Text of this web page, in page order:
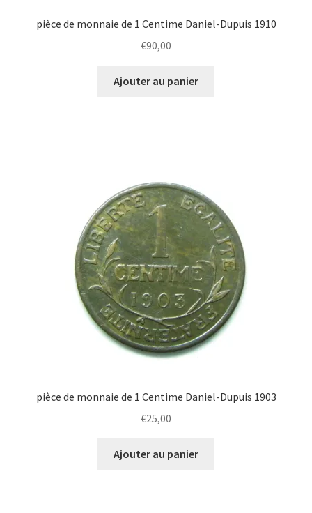
pièce de monnaie de 1 Centime Daniel-Dupuis 1910
€90,00
Ajouter au panier
pièce de monnaie de 1 Centime Daniel-Dupuis 1903
€25,00
Ajouter au panier